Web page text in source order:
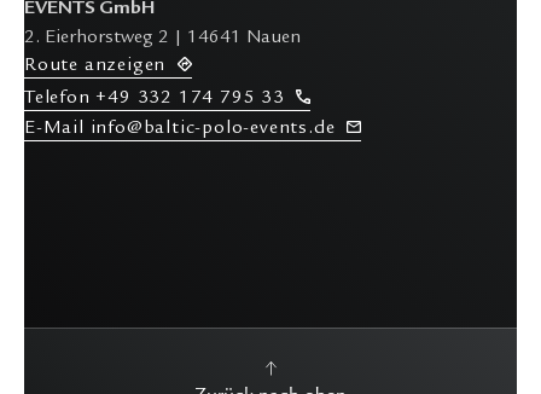
EVENTS GmbH
2. Eierhorstweg 2 | 14641 Nauen
Route anzeigen
T elefon +49 332 174 795 33
E-Mail info@baltic-polo-events.de